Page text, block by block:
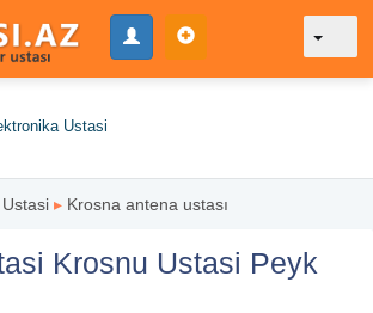
Ustasi
▸ Krosna antena ustası
Krosnu Ustasi Peyk